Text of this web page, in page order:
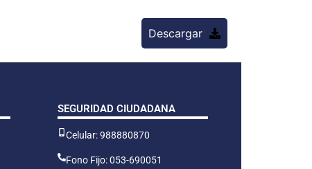
Descargar
SEGURIDAD CIUDADANA
Celular: 988880870
Fono Fijo: 053-690051